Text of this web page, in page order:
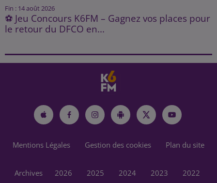
Fin : 14 août 2026
⚽ Jeu Concours K6FM – Gagnez vos places pour
le retour du DFCO en...
Mentions Légales Gestion des cookies Plan du site
Archives 2026 2025 2024 2023 2022